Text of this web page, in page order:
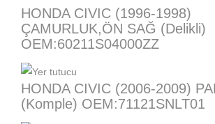
HONDA CIVIC (1996-1998)
ÇAMURLUK,ÖN SAĞ (Delikli)
OEM:60211S04000ZZ
HONDA CIVIC (2006-2009)
(Komple) OEM:71121SNLT01